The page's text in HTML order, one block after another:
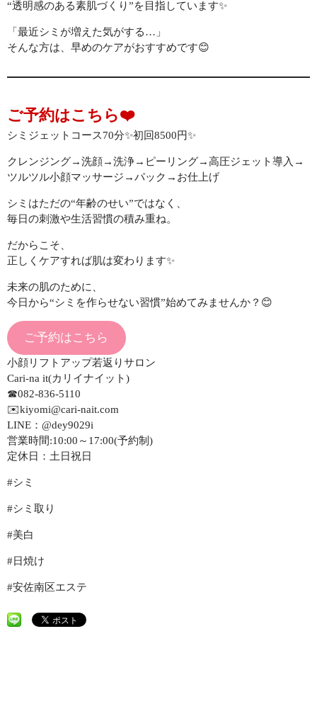
“透明感のある素肌づくり”を目指しています✨
「最近シミが増えた気がする…」
そんな方は、早めのケアがおすすめです😊
ご予約はこちら❤️
シミジェットコース70分✨初回8500円✨
クレンジング→洗顔→洗浄→ピーリング→高圧ジェット導入→
ツルツル小顔マッサージ→パック→お仕上げ
シミはただの“年齢のせい”ではなく、
毎日の刺激や生活習慣の積み重ね。
だからこそ、
正しくケアすれば肌は変わります✨
未来の肌のために、
今日から“シミを作らせない習慣”始めてみませんか？😊
ご予約はこちら
小顔リフトアップ若返りサロン
Cari-na it(カリイナイット)
☎082-836-5110
✉️kiyomi@cari-nait.com
LINE：@dey9029i
営業時間:10:00～17:00(予約制)
定休日：土日祝日
#シミ
#シミ取り
#美白
#日焼け
#安佐南区エステ